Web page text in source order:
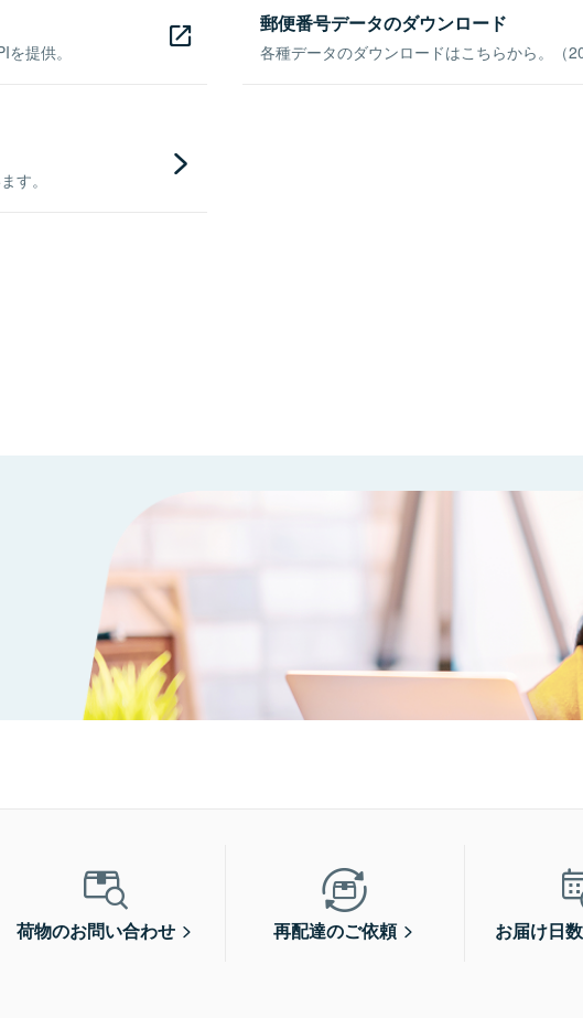
提供。
郵便番号データのダウンロード
各種データのダウンロードはこちらから。（
す。
荷物のお問い合わせ 再配達のご依頼 お届け日